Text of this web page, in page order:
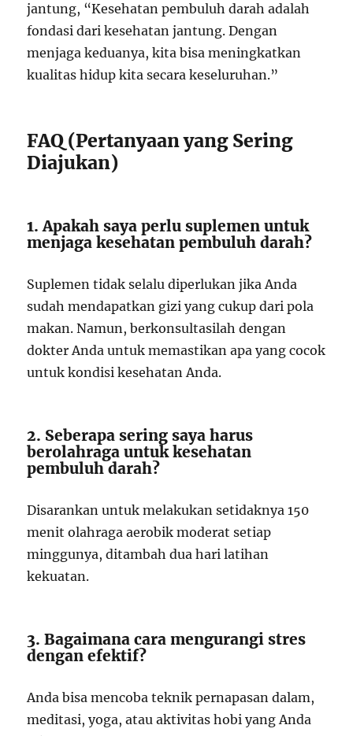
jantung, “Kesehatan pembuluh darah adalah
fondasi dari kesehatan jantung. Dengan
menjaga keduanya, kita bisa meningkatkan
kualitas hidup kita secara keseluruhan.”
FAQ (Pertanyaan yang Sering
Diajukan)
1. Apakah saya perlu suplemen untuk
menjaga kesehatan pembuluh darah?
Suplemen tidak selalu diperlukan jika Anda
sudah mendapatkan gizi yang cukup dari pola
makan. Namun, berkonsultasilah dengan
dokter Anda untuk memastikan apa yang cocok
untuk kondisi kesehatan Anda.
2. Seberapa sering saya harus
berolahraga untuk kesehatan
pembuluh darah?
Disarankan untuk melakukan setidaknya 150
menit olahraga aerobik moderat setiap
minggunya, ditambah dua hari latihan
kekuatan.
3. Bagaimana cara mengurangi stres
dengan efektif?
Anda bisa mencoba teknik pernapasan dalam,
meditasi, yoga, atau aktivitas hobi yang Anda